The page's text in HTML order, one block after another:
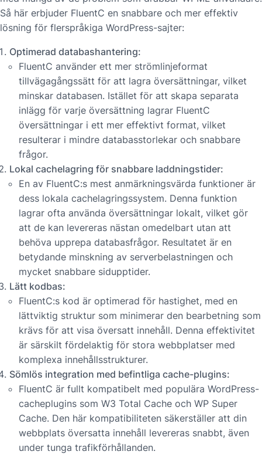
Så här erbjuder FluentC en snabbare och mer effektiv
lösning för flerspråkiga WordPress-sajter:
Optimerad databashantering:
FluentC använder ett mer strömlinjeformat
tillvägagångssätt för att lagra översättningar, vilket
minskar databasen. Istället för att skapa separata
inlägg för varje översättning lagrar FluentC
översättningar i ett mer effektivt format, vilket
resulterar i mindre databasstorlekar och snabbare
frågor.
Lokal cachelagring för snabbare laddningstider:
En av FluentC:s mest anmärkningsvärda funktioner är
dess lokala cachelagringssystem. Denna funktion
lagrar ofta använda översättningar lokalt, vilket gör
att de kan levereras nästan omedelbart utan att
behöva upprepa databasfrågor. Resultatet är en
betydande minskning av serverbelastningen och
mycket snabbare sidupptider.
Lätt kodbas:
FluentC:s kod är optimerad för hastighet, med en
lättviktig struktur som minimerar den bearbetning som
krävs för att visa översatt innehåll. Denna effektivitet
är särskilt fördelaktig för stora webbplatser med
komplexa innehållsstrukturer.
Sömlös integration med befintliga cache-plugins:
FluentC är fullt kompatibelt med populära WordPress-
cacheplugins som W3 Total Cache och WP Super
Cache. Den här kompatibiliteten säkerställer att din
webbplats översatta innehåll levereras snabbt, även
under tunga trafikförhållanden.